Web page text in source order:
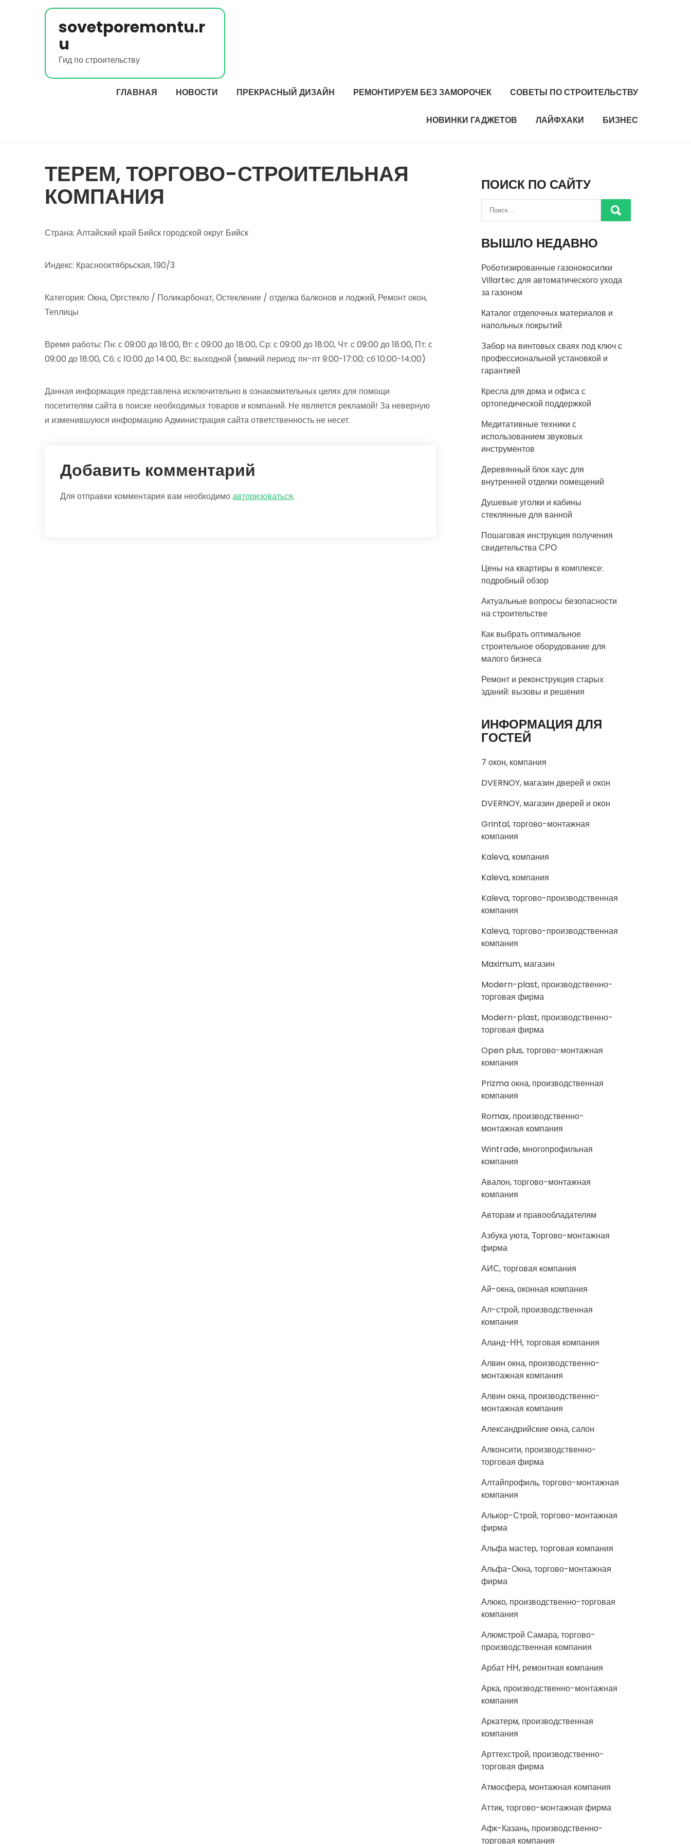
sovetporemontu.r
u
Гид по строительству
ГЛАВНАЯ НОВОСТИ ПРЕКРАСНЫЙ ДИЗАЙН РЕМОНТИРУЕМ БЕЗ ЗАМОРОЧЕК СОВЕТЫ ПО СТРОИТЕЛЬСТВУ
НОВИНКИ ГАДЖЕТОВ ЛАЙФХАКИ БИЗНЕС
ТЕРЕМ, ТОРГОВО-СТРОИТЕЛЬНАЯ
КОМПАНИЯ
Страна: Алтайский край Бийск городской округ Бийск
Индекс: Краснооктябрьская, 190/3
Категория: Окна, Оргстекло / Поликарбонат, Остекление / отделка балконов и лоджий, Ремонт окон,
Теплицы
Время работы: Пн: с 09:00 до 18:00, Вт: с 09:00 до 18:00, Ср: с 09:00 до 18:00, Чт: с 09:00 до 18:00, Пт: с
09:00 до 18:00, Сб: с 10:00 до 14:00, Вс: выходной (зимний период: пн-пт 9:00-17:00; сб 10:00-14:00)
Данная информация представлена исключительно в ознакомительных целях для помощи
посетителям сайта в поиске необходимых товаров и компаний. Не является рекламой! За неверную
и изменившуюся информацию Администрация сайта ответственность не несет.
Добавить комментарий
Для отправки комментария вам необходимоавторизоваться.
ПОИСК ПО САЙТУ
ВЫШЛО НЕДАВНО
Роботизированные газонокосилки
Villartec для автоматического ухода
за газоном
Каталог отделочных материалов и
напольных покрытий
Забор на винтовых сваях под ключ с
профессиональной установкой и
гарантией
Кресла для дома и офиса с
ортопедической поддержкой
Медитативные техники с
использованием звуковых
инструментов
Деревянный блок хаус для
внутренней отделки помещений
Душевые уголки и кабины
стеклянные для ванной
Пошаговая инструкция получения
свидетельства СРО
Цены на квартиры в комплексе:
подробный обзор
Актуальные вопросы безопасности
на строительстве
Как выбрать оптимальное
строительное оборудование для
малого бизнеса
Ремонт и реконструкция старых
зданий: вызовы и решения
ИНФОРМАЦИЯ ДЛЯ
ГОСТЕЙ
7 окон, компания
DVERNOY, магазин дверей и окон
DVERNOY, магазин дверей и окон
Grintal, торгово-монтажная
компания
Kaleva, компания
Kaleva, компания
Kaleva, торгово-производственная
компания
Kaleva, торгово-производственная
компания
Maximum, магазин
Modern-plast, производственно-
торговая фирма
Modern-plast, производственно-
торговая фирма
Open plus, торгово-монтажная
компания
Prizma окна, производственная
компания
Romax, производственно-
монтажная компания
Wintrade, многопрофильная
компания
Авалон, торгово-монтажная
компания
Авторам и правообладателям
Азбука уюта, Торгово-монтажная
фирма
АИС, торговая компания
Ай-окна, оконная компания
Ал-строй, производственная
компания
Аланд-НН, торговая компания
Алвин окна, производственно-
монтажная компания
Алвин окна, производственно-
монтажная компания
Александрийские окна, салон
Алконсити, производственно-
торговая фирма
Алтайпрофиль, торгово-монтажная
компания
Алькор-Строй, торгово-монтажная
фирма
Альфа мастер, торговая компания
Альфа-Окна, торгово-монтажная
фирма
Алюко, производственно-торговая
компания
Алюмстрой Самара, торгово-
производственная компания
Арбат НН, ремонтная компания
Арка, производственно-монтажная
компания
Аркатерм, производственная
компания
Арттехстрой, производственно-
торговая фирма
Атмосфера, монтажная компания
Аттик, торгово-монтажная фирма
Афк-Казань, производственно-
торговая компания